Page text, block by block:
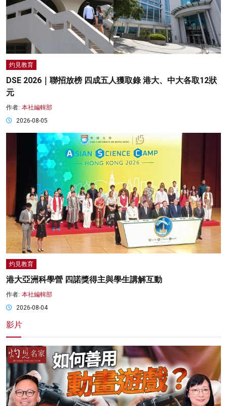
灼見教育
DSE 2026｜聯招放榜 四成五人獲取錄 港大、中大各取12狀
元
作者: 本社編輯部
2026-08-05
灼見教育
港大亞洲科學營 四諾獎得主與學生講解互動
作者: 本社編輯部
2026-08-04
影片